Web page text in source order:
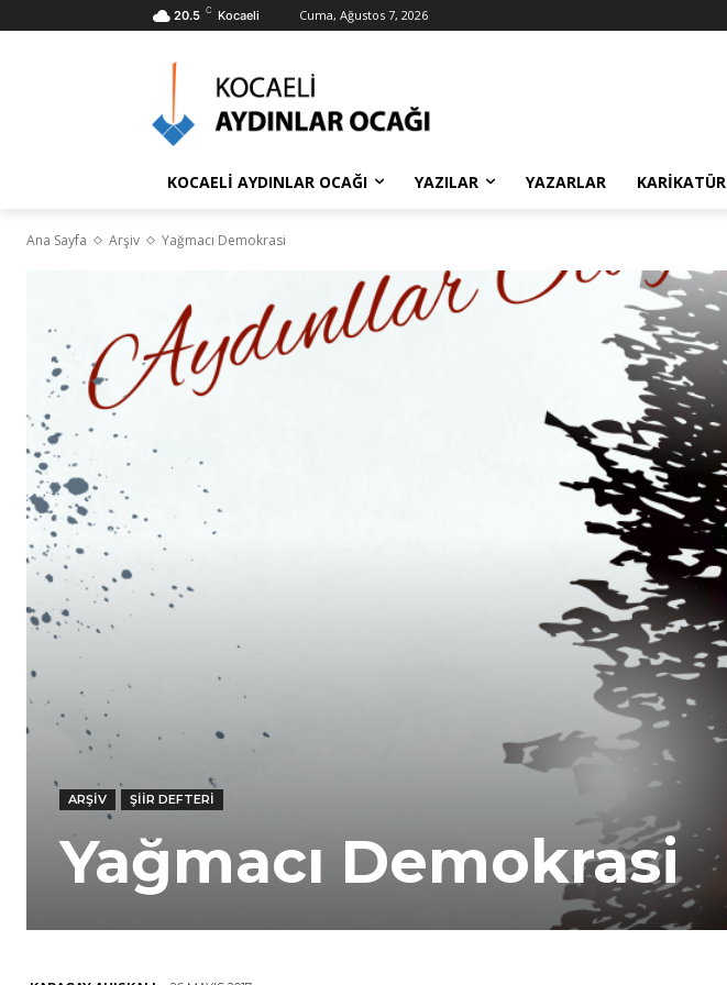
20.5 C Kocaeli Cuma, Ağustos 7, 2026
KOCAELİ AYDINLAR OCAĞI YAZILAR YAZARLAR KARIKATÜR
Ana Sayfa Arşiv Yağmacı Demokrasi
ARŞIV ŞIIR DEFTERI
Yağmacı Demokrasi